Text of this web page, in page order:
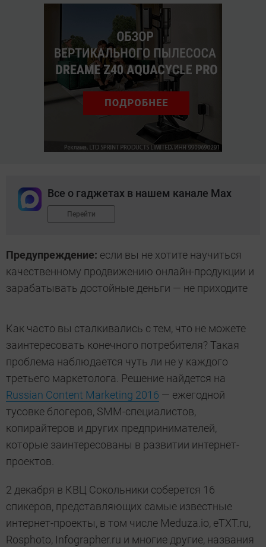
Все о гаджетах в нашем канале Max
Перейти
Предупреждение: если вы не хотите научиться
качественному продвижению онлайн-продукции и
зарабатывать достойные деньги — не приходите
Как часто вы сталкивались с тем, что не можете
заинтересовать конечного потребителя? Такая
проблема наблюдается чуть ли не у каждого
третьего маркетолога. Решение найдется на
Russian Content Marketing 2016 — ежегодной
тусовке блогеров, SMM-специалистов,
копирайтеров и других предпринимателей,
которые заинтересованы в развитии интернет-
проектов.
2 декабря в КВЦ Сокольники соберется 16
спикеров, представляющих самые известные
интернет-проекты, в том числе Meduza.io, eTXT.ru,
Rosphoto, Infographer.ru и многие другие, названия